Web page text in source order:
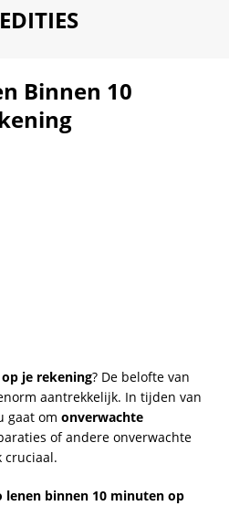
Binnen 10
je rekening? De belofte van
aantrekkelijk. In tijden van
gaat om onverwachte
of andere onverwachte
cruciaal.
lenen binnen 10 minuten op